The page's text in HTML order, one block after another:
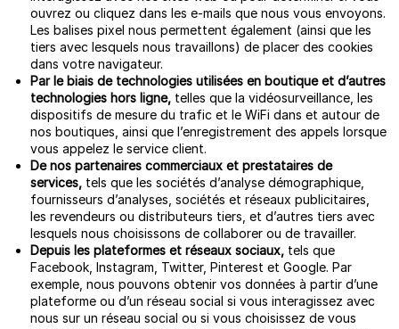
ouvrez ou cliquez dans les e-mails que nous vous envoyons.
Les balises pixel nous permettent également (ainsi que les
tiers avec lesquels nous travaillons) de placer des cookies
dans votre navigateur.
Par le biais de technologies utilisées en boutique et d’autres
technologies hors ligne, telles que la vidéosurveillance, les
dispositifs de mesure du trafic et le WiFi dans et autour de
nos boutiques, ainsi que l’enregistrement des appels lorsque
vous appelez le service client.
De nos partenaires commerciaux et prestataires de
services, tels que les sociétés d’analyse démographique,
fournisseurs d’analyses, sociétés et réseaux publicitaires,
les revendeurs ou distributeurs tiers, et d’autres tiers avec
lesquels nous choisissons de collaborer ou de travailler.
Depuis les plateformes et réseaux sociaux, tels que
Facebook, Instagram, Twitter, Pinterest et Google. Par
exemple, nous pouvons obtenir vos données à partir d’une
plateforme ou d’un réseau social si vous interagissez avec
nous sur un réseau social ou si vous choisissez de vous